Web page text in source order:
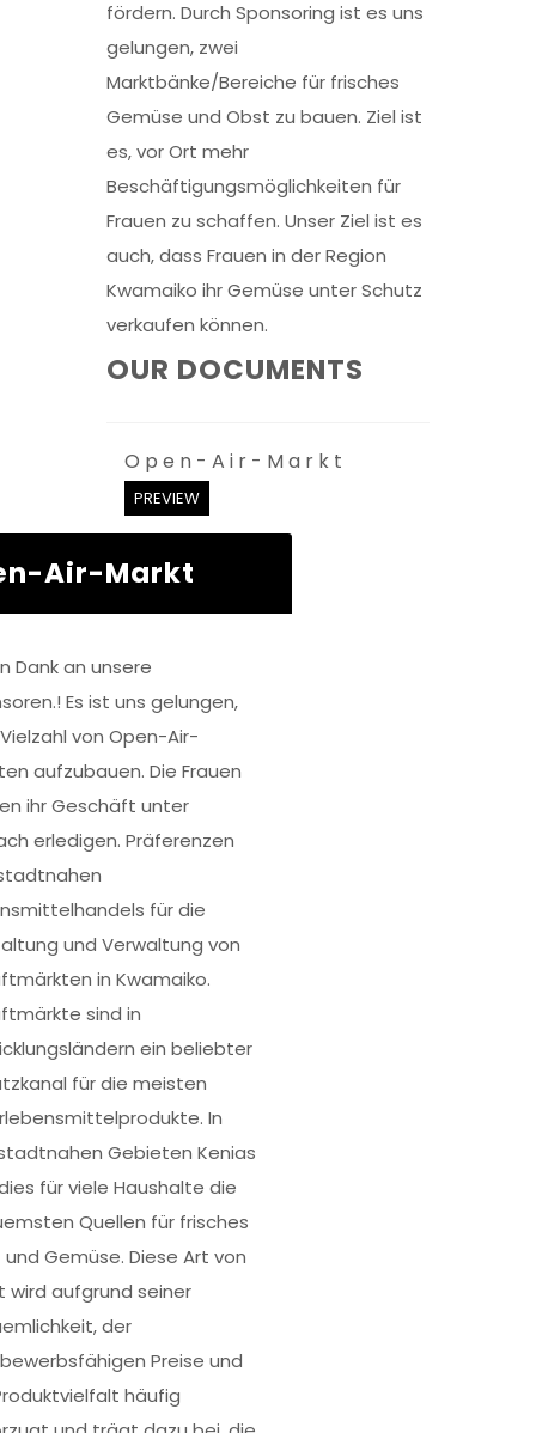
fördern. Durch Sponsoring ist es uns
gelungen, zwei
Marktbänke/Bereiche für frisches
Gemüse und Obst zu bauen. Ziel ist
es, vor Ort mehr
Beschäftigungsmöglichkeiten für
Frauen zu schaffen. Unser Ziel ist es
auch, dass Frauen in der Region
Kwamaiko ihr Gemüse unter Schutz
verkaufen können.
OUR DOCUMENTS
Open-Air-Markt
PREVIEW
Air-Markt
Dank an unsere
Es ist uns gelungen,
von Open-Air-
aufzubauen. Die Frauen
ihr Geschäft unter
erledigen. Präferenzen
für die
und Verwaltung von
in Kwamaiko.
sind in
ein beliebter
für die meisten
In
Gebieten Kenias
für viele Haushalte die
Quellen für frisches
Gemüse. Diese Art von
wird aufgrund seiner
der
Preise und
häufig